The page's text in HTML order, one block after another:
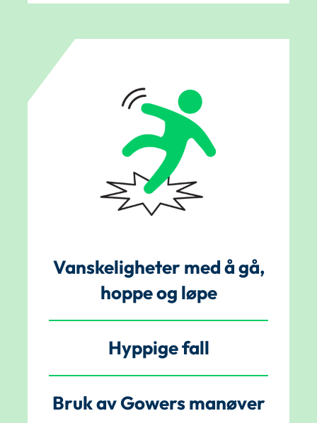
Vanskeligheter med å gå,
hoppe og løpe
Hyppige fall
Bruk av Gowers manøver